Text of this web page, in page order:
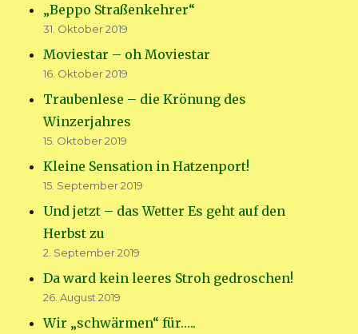
„Beppo Straßenkehrer“
31. Oktober 2019
Moviestar – oh Moviestar
16. Oktober 2019
Traubenlese – die Krönung des
Winzerjahres
15. Oktober 2019
Kleine Sensation in Hatzenport!
15. September 2019
Und jetzt – das Wetter Es geht auf den
Herbst zu
2. September 2019
Da ward kein leeres Stroh gedroschen!
26. August 2019
Wir „schwärmen“ für…..